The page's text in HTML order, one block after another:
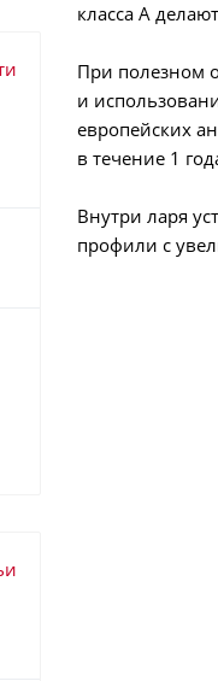
класса А
При полезном
и
европейских
в течение 1
Внутри ларя
профили с